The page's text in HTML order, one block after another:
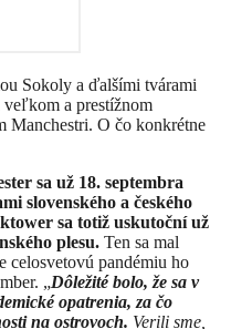
Sokoly a ďalšími tvárami
veľkom a prestížnom
Manchestri. O čo konkrétne
sa už 18. septembra
slovenského a českého
sa totiž uskutoční už
plesu. Ten sa mal
celosvetovú pandémiu ho
„Dôležité bolo, že sa v
opatrenia, za čo
na ostrovoch. Verili sme,